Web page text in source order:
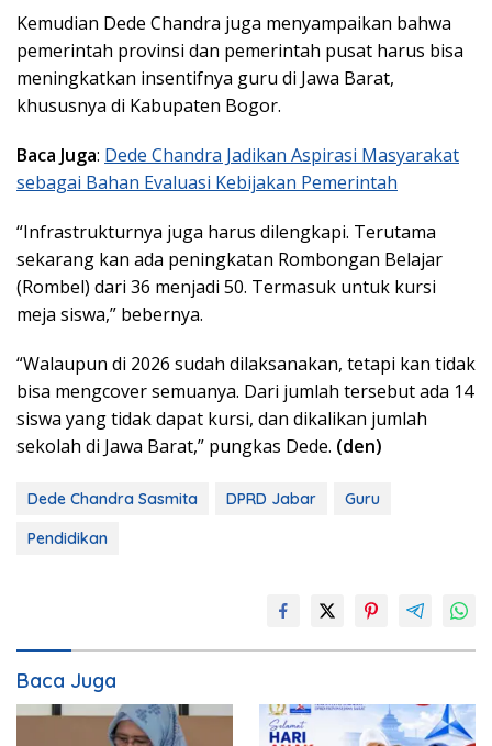
Kemudian Dede Chandra juga menyampaikan bahwa
pemerintah provinsi dan pemerintah pusat harus bisa
meningkatkan insentifnya guru di Jawa Barat,
khususnya di Kabupaten Bogor.
Baca Juga: Dede Chandra Jadikan Aspirasi Masyarakat
sebagai Bahan Evaluasi Kebijakan Pemerintah
“Infrastrukturnya juga harus dilengkapi. Terutama
sekarang kan ada peningkatan Rombongan Belajar
(Rombel) dari 36 menjadi 50. Termasuk untuk kursi
meja siswa,” bebernya.
“Walaupun di 2026 sudah dilaksanakan, tetapi kan tidak
bisa mengcover semuanya. Dari jumlah tersebut ada 14
siswa yang tidak dapat kursi, dan dikalikan jumlah
sekolah di Jawa Barat,” pungkas Dede. (den)
Dede Chandra Sasmita DPRD Jabar
Guru
Pendidikan
Baca Juga